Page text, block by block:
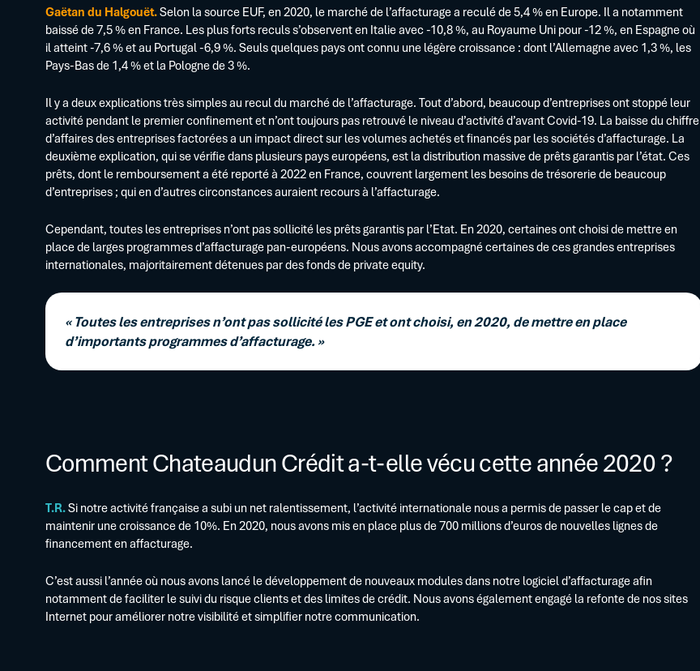
Gaëtan du Halgouët.Selon la source EUF, en 2020, le marché de l’affacturage a reculé de 5,4 % en Europe. Il a notamment
baissé de 7,5 % en France. Les plus forts reculs s’observent en Italie avec -10,8 %, au Royaume Uni pour -12 %, en Espagne où
il atteint -7,6 % et au Portugal -6,9 %. Seuls quelques pays ont connu une légère croissance : dont l’Allemagne avec 1,3 %, les
Pays-Bas de 1,4 % et la Pologne de 3 %.
Il y a deux explications très simples au recul du marché de l’affacturage. Tout d’abord, beaucoup d’entreprises ont stoppé leur
activité pendant le premier confinement et n’ont toujours pas retrouvé le niveau d’activité d’avant Covid-19. La baisse du chiffre
d’affaires des entreprises factorées a un impact direct sur les volumes achetés et financés par les sociétés d’affacturage. La
deuxième explication, qui se vérifie dans plusieurs pays européens, est la distribution massive de prêts garantis par l’état. Ces
prêts, dont le remboursement a été reporté à 2022 en France, couvrent largement les besoins de trésorerie de beaucoup
d’entreprises ; qui en d’autres circonstances auraient recours à l’affacturage.
Cependant, toutes les entreprises n’ont pas sollicité les prêts garantis par l’Etat. En 2020, certaines ont choisi de mettre en
place de larges programmes d’affacturage pan-européens. Nous avons accompagné certaines de ces grandes entreprises
internationales, majoritairement détenues par des fonds de private equity.
« Toutes les entreprises n’ont pas sollicité les PGE et ont choisi, en 2020, de mettre en place
d’importants programmes d’affacturage. »
Comment Chateaudun Crédit a-t-elle vécu cette année 2020 ?
T.R.Si notre activité française a subi un net ralentissement, l’activité internationale nous a permis de passer le cap et de
maintenir une croissance de 10%. En 2020, nous avons mis en place plus de 700 millions d’euros de nouvelles lignes de
financement en affacturage.
C’est aussi l’année où nous avons lancé le développement de nouveaux modules dans notre logiciel d’affacturage afin
notamment de faciliter le suivi du risque clients et des limites de crédit. Nous avons également engagé la refonte de nos sites
Internet pour améliorer notre visibilité et simplifier notre communication.